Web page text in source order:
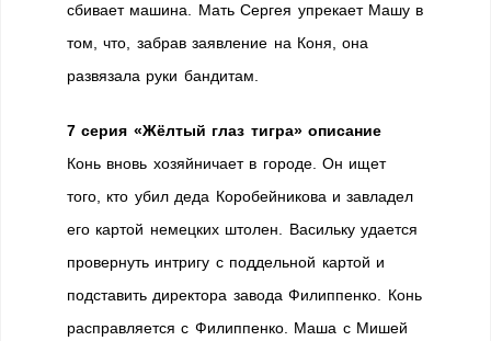
сбивает машина. Мать Сергея упрекает Машу в
том, что, забрав заявление на Коня, она
развязала руки бандитам.
7 серия «Жёлтый глаз тигра» описание
Конь вновь хозяйничает в городе. Он ищет
того, кто убил деда Коробейникова и завладел
его картой немецких штолен. Васильку удается
провернуть интригу с поддельной картой и
подставить директора завода Филиппенко. Конь
расправляется с Филиппенко. Маша с Мишей